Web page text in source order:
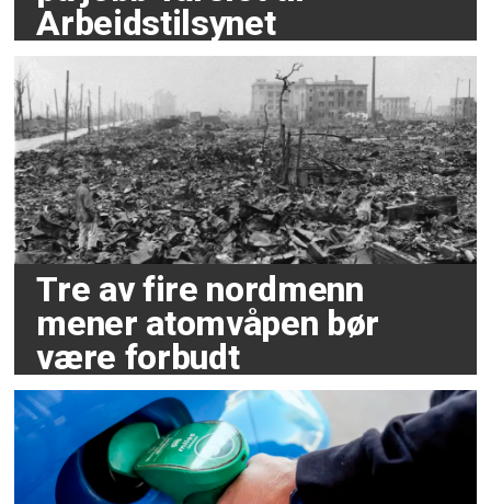
Arbeidstilsynet
Tre av fire nordmenn
mener atomvåpen bør
være forbudt